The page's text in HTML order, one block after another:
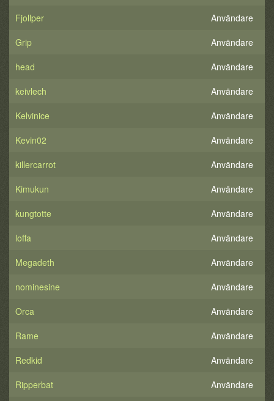
Fjollper
Användare
Grip
Användare
head
Användare
keivlech
Användare
Kelvinice
Användare
Kevin02
Användare
killercarrot
Användare
Kimukun
Användare
kungtotte
Användare
loffa
Användare
Megadeth
Användare
nominesine
Användare
Orca
Användare
Rame
Användare
Redkid
Användare
Ripperbat
Användare